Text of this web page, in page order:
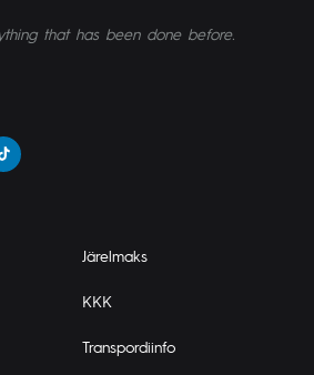
that has been done before.
Järelmaks
KKK
Transpordiinfo